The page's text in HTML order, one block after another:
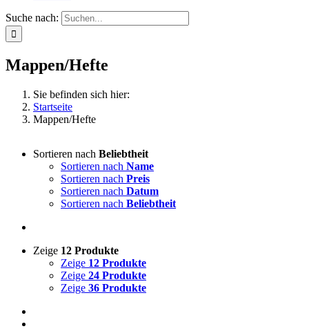
Suche nach:
Mappen/Hefte
Sie befinden sich hier:
Startseite
Mappen/Hefte
Sortieren nach Beliebtheit
Sortieren nach Name
Sortieren nach Preis
Sortieren nach Datum
Sortieren nach Beliebtheit
Zeige 12 Produkte
Zeige 12 Produkte
Zeige 24 Produkte
Zeige 36 Produkte